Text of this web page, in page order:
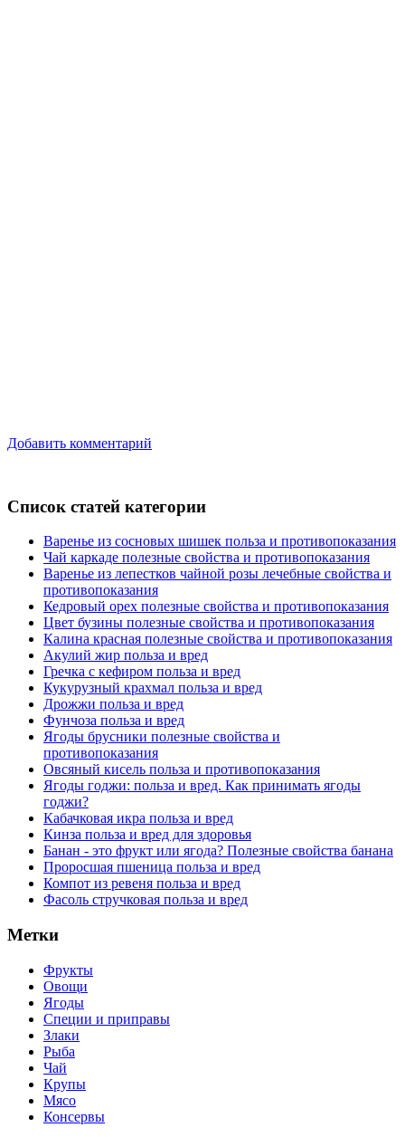
Добавить комментарий
Список статей категории
Варенье из сосновых шишек польза и противопоказания
Чай каркаде полезные свойства и противопоказания
Варенье из лепестков чайной розы лечебные свойства и
противопоказания
Кедровый орех полезные свойства и противопоказания
Цвет бузины полезные свойства и противопоказания
Калина красная полезные свойства и противопоказания
Акулий жир польза и вред
Гречка с кефиром польза и вред
Кукурузный крахмал польза и вред
Дрожжи польза и вред
Фунчоза польза и вред
Ягоды брусники полезные свойства и
противопоказания
Овсяный кисель польза и противопоказания
Ягоды годжи: польза и вред. Как принимать ягоды
годжи?
Кабачковая икра польза и вред
Кинза польза и вред для здоровья
Банан - это фрукт или ягода? Полезные свойства банана
Проросшая пшеница польза и вред
Компот из ревеня польза и вред
Фасоль стручковая польза и вред
Метки
Фрукты
Овощи
Ягоды
Специи и приправы
Злаки
Рыба
Чай
Крупы
Мясо
Консервы